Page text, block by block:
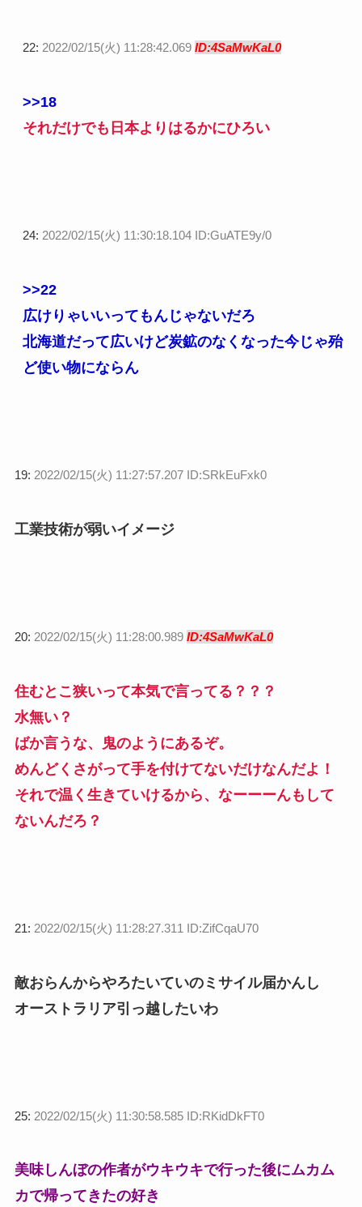
22: 2022/02/15(火) 11:28:42.069 ID:4SaMwKaL0
>>18
それだけでも日本よりはるかにひろい
24: 2022/02/15(火) 11:30:18.104 ID:GuATE9y/0
>>22
広けりゃいいってもんじゃないだろ
北海道だって広いけど炭鉱のなくなった今じゃ殆
ど使い物にならん
19: 2022/02/15(火) 11:27:57.207 ID:SRkEuFxk0
工業技術が弱いイメージ
20: 2022/02/15(火) 11:28:00.989 ID:4SaMwKaL0
住むとこ狭いって本気で言ってる？？？
水無い？
ばか言うな、鬼のようにあるぞ。
めんどくさがって手を付けてないだけなんだよ！
それで温く生きていけるから、なーーーんもして
ないんだろ？
21: 2022/02/15(火) 11:28:27.311 ID:ZifCqaU70
敵おらんからやろたいていのミサイル届かんし
オーストラリア引っ越したいわ
25: 2022/02/15(火) 11:30:58.585 ID:RKidDkFT0
美味しんぼの作者がウキウキで行った後にムカム
カで帰ってきたの好き